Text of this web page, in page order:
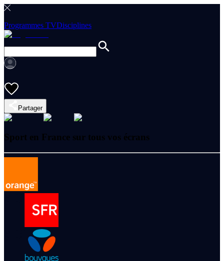
Programmes TVDisciplines
Partager
Sport en France sur tous vos écrans